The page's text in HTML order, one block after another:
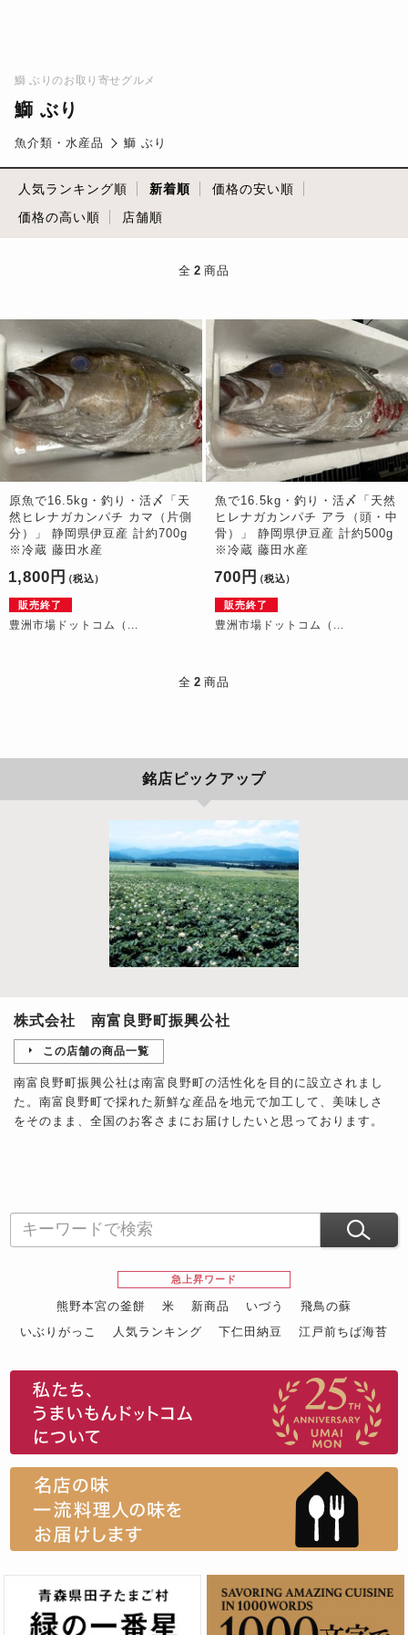
鰤 ぶりのお取り寄せグルメ
鰤 ぶり
魚介類・水産品 鰤 ぶり
人気ランキング順 新着順
価格の安い順
価格の高い順
店舗順
全 2 商品
原魚で16.5kg・釣り・活〆「天
然ヒレナガカンパチ カマ（片側
分）」 静岡県伊豆産 計約700g
※冷蔵 藤田水産
1,800円 （税込）
販売終了
豊洲市場ドットコム（...
魚で16.5kg・釣り・活〆「天然
ヒレナガカンパチ アラ（頭・中
骨）」 静岡県伊豆産 計約500g
※冷蔵 藤田水産
700円 （税込）
販売終了
豊洲市場ドットコム（...
全 2 商品
銘店ピックアップ
株式会社 南富良野町振興公社
この店舗の商品一覧
南富良野町振興公社は南富良野町の活性化を目的に設立されまし
た。南富良野町で採れた新鮮な産品を地元で加工して、美味しさ
をそのまま、全国のお客さまにお届けしたいと思っております。
急上昇ワード
熊野本宮の釜餅 米 新商品 いづう
飛鳥の蘇
いぶりがっこ
人気ランキング 下仁田納豆
江戸前ちば海苔